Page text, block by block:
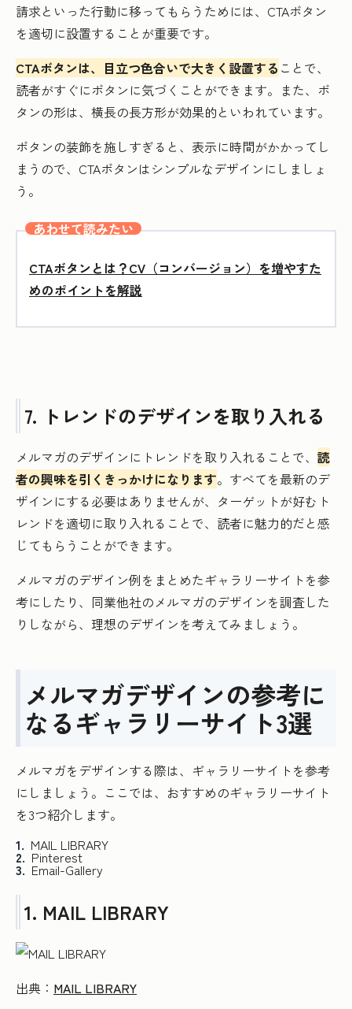
請求といった行動に移ってもらうためには、CTAボタン
を適切に設置することが重要です。
CTAボタンは、目立つ色合いで大きく設置する ことで、
読者がすぐにボタンに気づくことができます。また、ボ
タンの形は、横長の長方形が効果的といわれています。
ボタンの装飾を施しすぎると、表示に時間がかかってし
まうので、CTAボタンはシンプルなデザインにしましょ
う。
あわせて読みたい
CTAボタンとは？CV（コンバージョン）を増やすた
めのポイントを解説
7. トレンドのデザインを取り入れる
メルマガのデザインにトレンドを取り入れることで、 読
者の興味を引くきっかけになります。すべてを最新のデ
ザインにする必要はありませんが、ターゲットが好むト
レンドを適切に取り入れることで、読者に魅力的だと感
じてもらうことができます。
メルマガのデザイン例をまとめたギャラリーサイトを参
考にしたり、同業他社のメルマガのデザインを調査した
りしながら、理想のデザインを考えてみましょう。
メルマガデザインの参考に
なるギャラリーサイト3選
メルマガをデザインする際は、ギャラリーサイトを参考
にしましょう。ここでは、おすすめのギャラリーサイト
を3つ紹介します。
MAIL LIBRARY
Pinterest
Email-Gallery
1. MAIL LIBRARY
出典： MAIL LIBRARY